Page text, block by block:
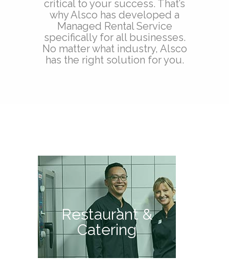
critical to your success. That’s
why Alsco has developed a
Managed Rental Service
specifically for all businesses.
No matter what industry, Alsco
has the right solution for you.
Restaurant &
Catering